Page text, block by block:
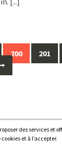
200 201
des services et
et à l’accepter.